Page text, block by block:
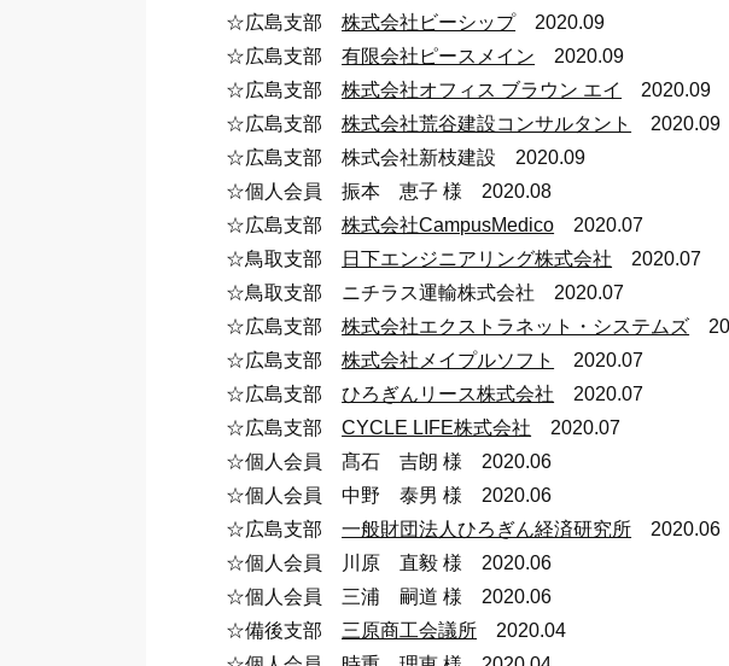
☆広島支部株式会社ビーシップ2020.09
☆広島支部有限会社ピースメイン 2020.09
☆広島支部株式会社オフィス ブラウン エイ
2020.09
☆広島支部株式会社荒谷建設コンサルタント
2020.09
☆広島支部 株式会社新枝建設 2020.09
☆個人会員 振本 恵子 様 2020.08
☆広島支部株式会社CampusMedico 2020.07
☆鳥取支部
日下エンジニアリング株式会社 2020.07
☆鳥取支部 ニチラス運輸株式会社 2020.07
☆広島支部株式会社エクストラネット・システムズ
☆広島支部株式会社メイプルソフト
2020.07
☆広島支部ひろぎんリース株式会社 2020.07
☆広島支部CYCLE LIFE株式会社 2020.07
☆個人会員 髙石 吉朗 様 2020.06
☆個人会員 中野 泰男 様 2020.06
☆広島支部一般財団法人ひろぎん経済研究所 2020.06
☆個人会員 川原 直毅 様 2020.06
☆個人会員 三浦 嗣道 様 2020.06
☆備後支部 三原商工会議所 2020.04